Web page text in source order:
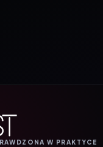
W PRAKTYCE